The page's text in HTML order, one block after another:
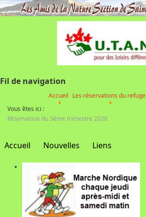
Fil de navigation
Vous êtes ici :
Accueil Les réservations du refuge
Réservation du 3ème trimestre 2026
Accueil Nouvelles Liens